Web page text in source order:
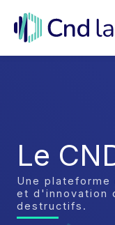
contenu
Le
Une
et d'innovation
destructifs.